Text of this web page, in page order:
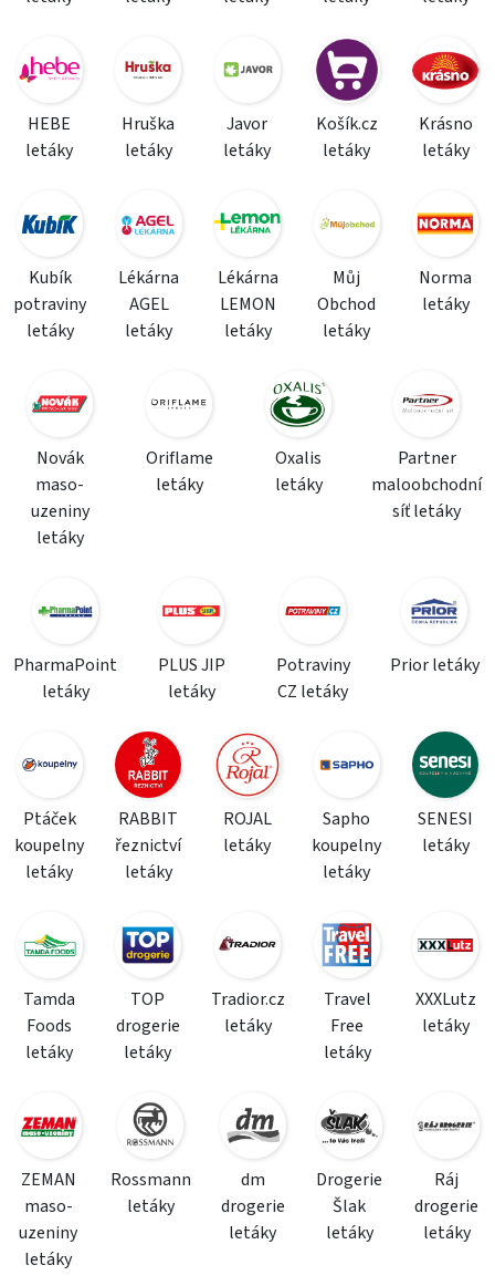
HEBE
letáky
Hruška
letáky
Javor
letáky
Košík.cz
letáky
Krásno
letáky
Kubík
potraviny
letáky
Lékárna
AGEL
letáky
Lékárna
LEMON
letáky
Můj
Obchod
letáky
Norma
letáky
Novák
maso-
uzeniny
letáky
Oriflame
letáky
Oxalis
letáky
Partner
maloobchodní
síť letáky
PharmaPoint
letáky
PLUS JIP
letáky
Potraviny
CZ letáky
Prior letáky
Ptáček
koupelny
letáky
RABBIT
řeznictví
letáky
ROJAL
letáky
Sapho
koupelny
letáky
SENESI
letáky
Tamda
Foods
letáky
TOP
drogerie
letáky
Tradior.cz
letáky
Travel
Free
letáky
XXXLutz
letáky
ZEMAN
maso-
uzeniny
letáky
Rossmann
letáky
dm
drogerie
letáky
Drogerie
Šlak
letáky
Ráj
drogerie
letáky